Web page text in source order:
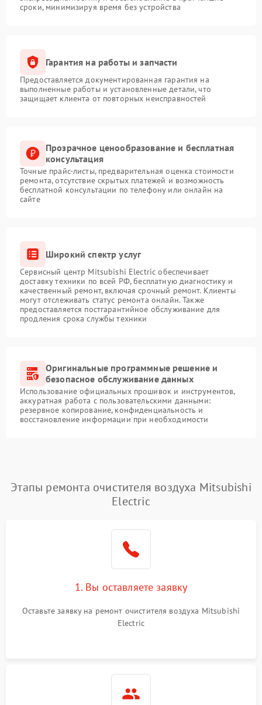
сроки, минимизируя время без устройства
Гарантия на работы и запчасти
Предоставляется документированная гарантия на
выполненные работы и установленные детали, что
защищает клиента от повторных неисправностей
Прозрачное ценообразование и бесплатная
консультация
Точные прайс-листы, предварительная оценка стоимости
ремонта, отсутствие скрытых платежей и возможность
бесплатной консультации по телефону или онлайн на
сайте
Широкий спектр услуг
Сервисный центр Mitsubishi Electric обеспечивает
доставку техники по всей РФ, бесплатную диагностику и
качественный ремонт, включая срочный ремонт. Клиенты
могут отслеживать статус ремонта онлайн. Также
предоставляется постгарантийное обслуживание для
продления срока службы техники
Оригинальные программные решение и
безопасное обслуживание данных
Использование официальных прошивок и инструментов,
аккуратная работа с пользовательскими данными:
резервное копирование, конфиденциальность и
восстановление информации при необходимости
Этапы ремонта очистителя воздуха Mitsubishi
Electric
1. Вы оставляете заявку
Оставьте заявку на ремонт очистителя воздуха Mitsubishi
Electric